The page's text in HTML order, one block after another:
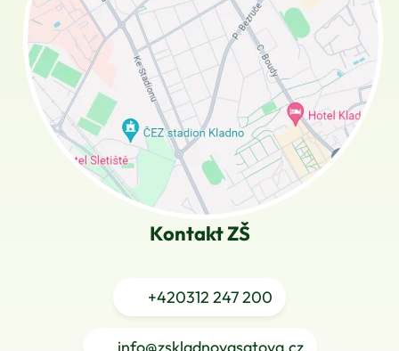
Kontakt ZŠ
+420312 247 200
info@zskladnovasatova.cz